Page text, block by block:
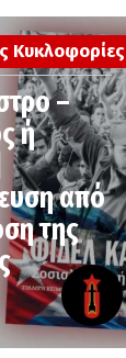
–
ή
από
της
Κυκλοφορίες